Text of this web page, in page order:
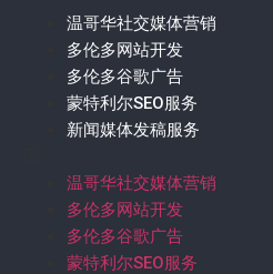
温哥华社交媒体营销
多伦多网站开发
多伦多谷歌广告
蒙特利尔SEO服务
新闻媒体发稿服务
温哥华社交媒体营销
多伦多网站开发
多伦多谷歌广告
蒙特利尔SEO服务